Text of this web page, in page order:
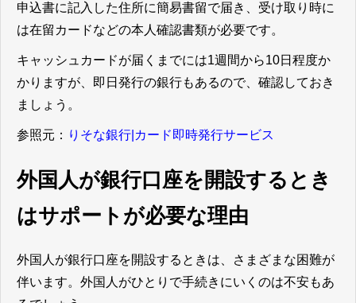
申込書に記入した住所に簡易書留で届き、受け取り時に
は在留カードなどの本人確認書類が必要です。
キャッシュカードが届くまでには1週間から10日程度か
かりますが、即日発行の銀行もあるので、確認しておき
ましょう。
参照元： りそな銀行|カード即時発行サービス
外国人が銀行口座を開設するとき
はサポートが必要な理由
外国人が銀行口座を開設するときは、さまざまな困難が
伴います。外国人がひとりで手続きにいくのは不安もあ